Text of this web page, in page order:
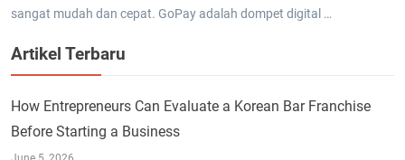
sangat mudah dan cepat. GoPay adalah dompet digital …
Artikel Terbaru
How Entrepreneurs Can Evaluate a Korean Bar Franchise
Before Starting a Business